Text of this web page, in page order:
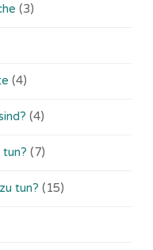
(3)
(4)
(4)
(7)
tun? (15)